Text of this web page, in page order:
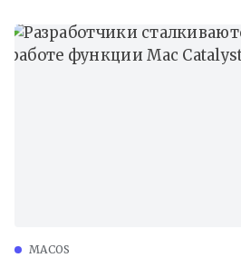
MACOS